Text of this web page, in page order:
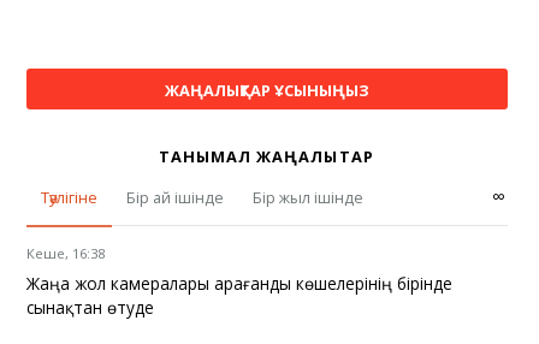
ЖАҢАЛЫҚТАР ҰСЫНЫҢЫЗ
ТАНЫМАЛ ЖАҢАЛЫҚТАР
Тәулігіне
Бір ай ішінде Бір жыл ішінде ∞
Кеше, 16:38
Жаңа жол камералары Қарағанды көшелерінің бірінде
сынақтан өтуде